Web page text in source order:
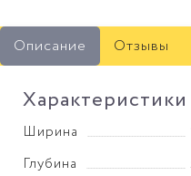
Описание Отзывы
Характеристики
Ширина
Глубина